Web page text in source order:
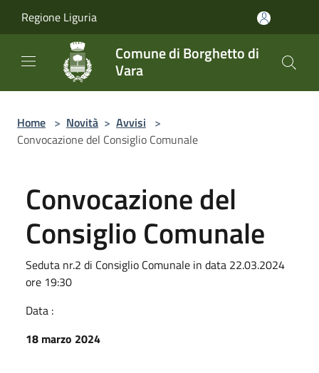
Regione Liguria
Comune di Borghetto di
Vara
Home > Novità > Avvisi >
Convocazione del Consiglio Comunale
Convocazione del
Consiglio Comunale
Seduta nr.2 di Consiglio Comunale in data 22.03.2024
ore 19:30
Data :
18 marzo 2024